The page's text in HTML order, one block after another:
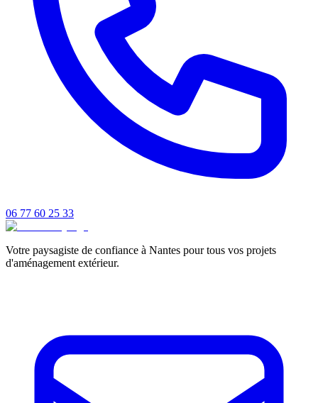
06 77 60 25 33
Votre paysagiste de confiance à Nantes pour tous vos projets
d'aménagement extérieur.